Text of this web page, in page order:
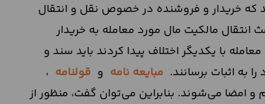
خریدار و فروشنده در خصوص نقل و انتقال
مالکیت مال مورد معامله به خریدار
با یکدیگر اختلاف پیدا کردند باید سند و
به اثبات برسانند. مبایعه نامه و قولنامه ،
امضا می‌شوند. بنابراین می‌توان گفت، منظور از